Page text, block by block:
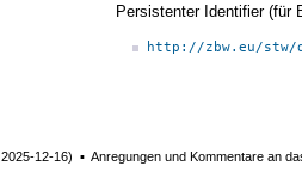
Persistenter Identifier (für
http://zbw.eu/stw/
2025-12-16) ▪ Anregungen und Kommentare an